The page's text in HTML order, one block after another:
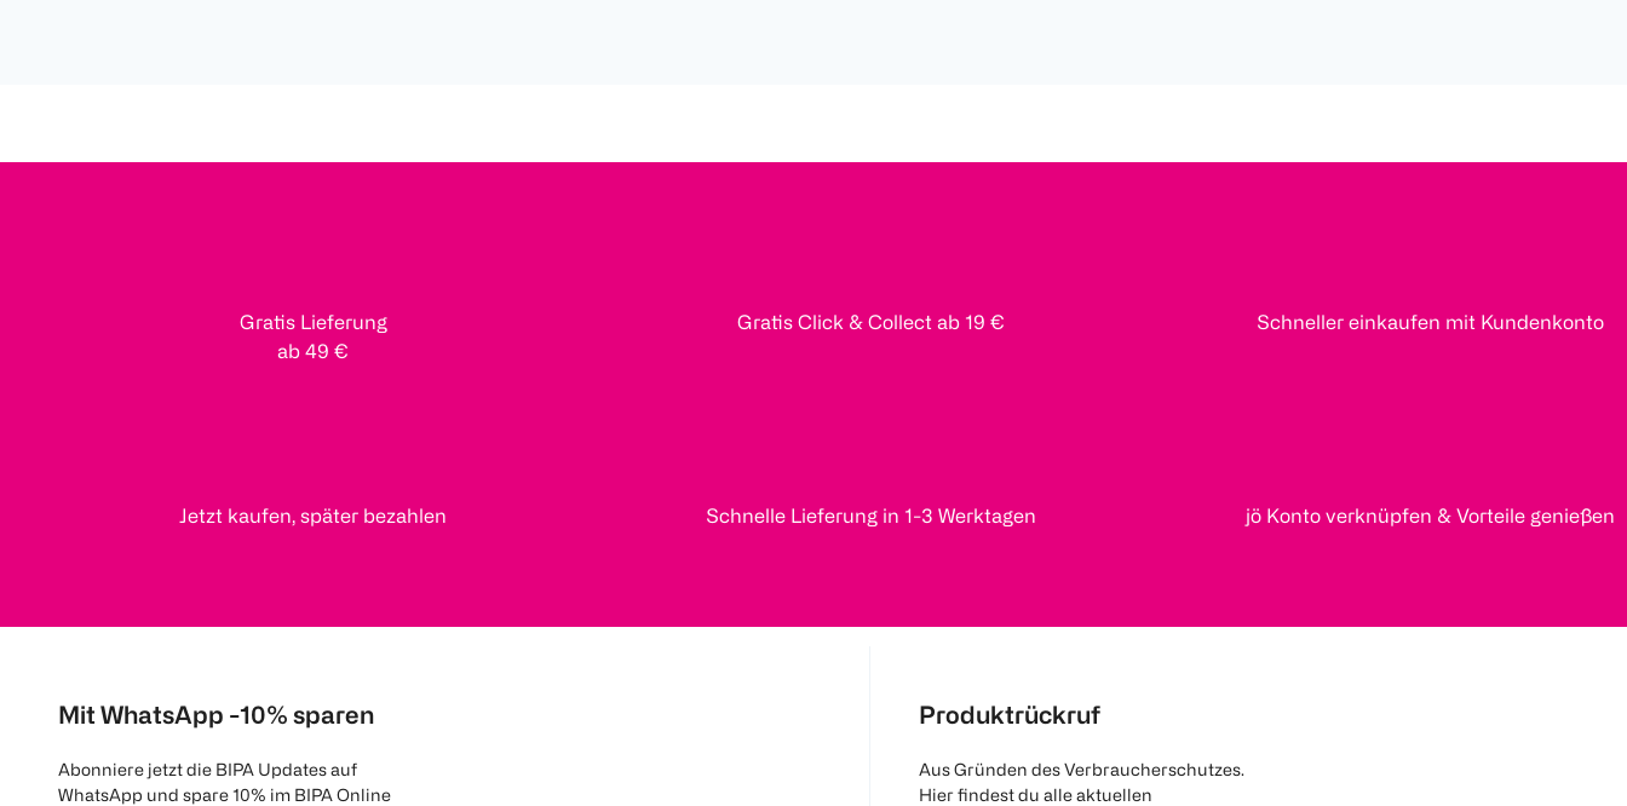
Gratis Lieferung
ab 49 €
Gratis Click & Collect ab 19 € Schneller einkaufen mit Kundenkonto
Jetzt kaufen, später bezahlen Schnelle Lieferung in 1-3 Werktagen jö Konto verknüpfen & Vorteile genießen
Mit WhatsApp -10% sparen
Abonniere jetzt die BIPA Updates auf
WhatsApp und spare 10% im BIPA Online
Produktrückruf
Aus Gründen des Verbraucherschutzes.
Hier findest du alle aktuellen